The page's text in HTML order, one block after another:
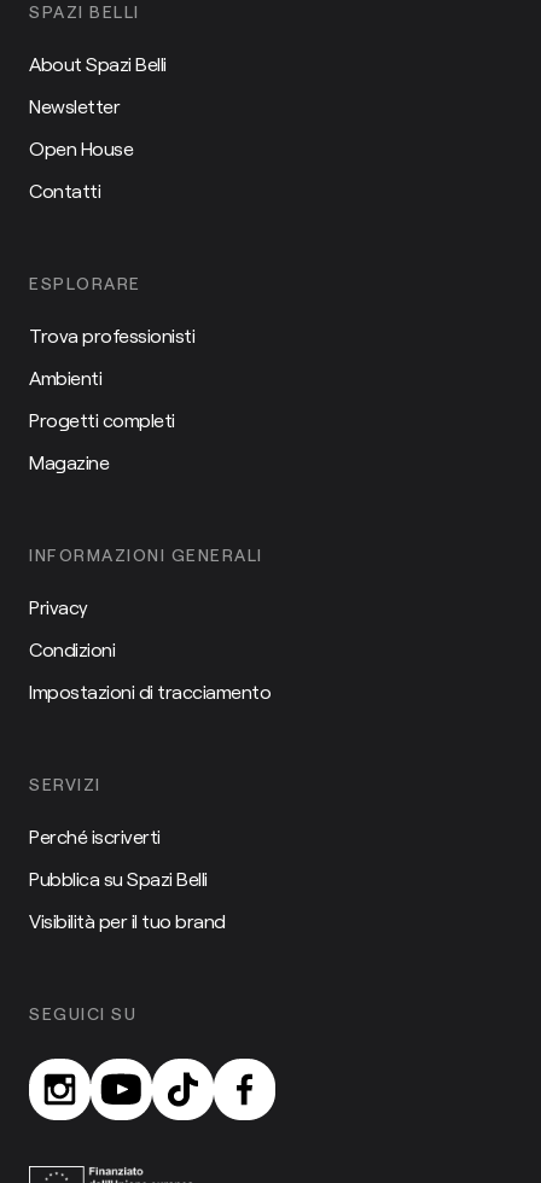
SPAZI BELLI
About Spazi Belli
Newsletter
Open House
Contatti
ESPLORARE
Trova professionisti
Ambienti
Progetti completi
Magazine
INFORMAZIONI GENERALI
Privacy
Condizioni
Impostazioni di tracciamento
SERVIZI
Perché iscriverti
Pubblica su Spazi Belli
Visibilità per il tuo brand
SEGUICI SU